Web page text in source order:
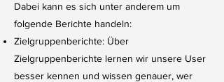
Dabei kann es sich unter anderem um
folgende Berichte handeln:
Zielgruppenberichte: Über
Zielgruppenberichte lernen wir unsere User
besser kennen und wissen genauer, wer